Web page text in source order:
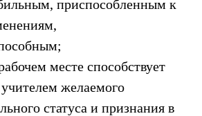
приспособленным к
месте способствует
желаемого
статуса и признания в